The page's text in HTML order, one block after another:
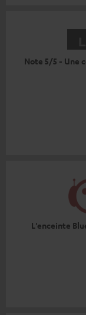
Note 5/5 - Une
L'enceinte